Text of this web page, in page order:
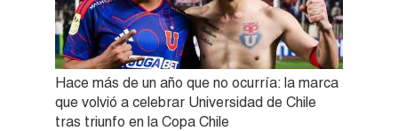
Hace más de un año que no ocurría: la marca
que volvió a celebrar Universidad de Chile
tras triunfo en la Copa Chile